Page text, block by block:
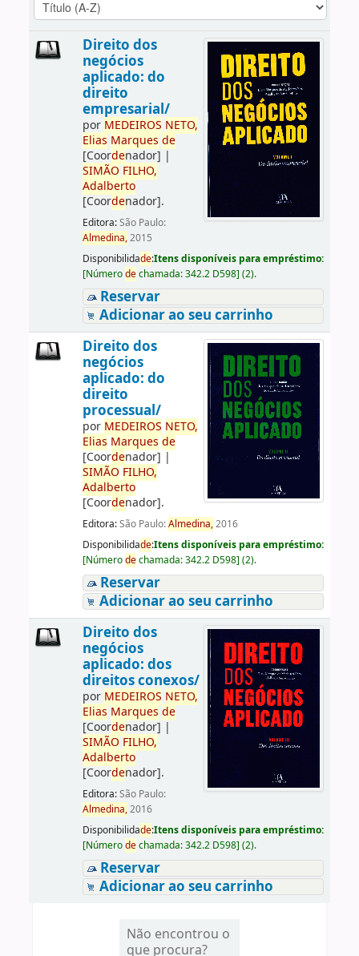
Direito dos
negócios
aplicado: do
direito
empresarial/
por MEDEIROS NETO,
Elias Marques de
[Coordenador] |
SIMÃO FILHO,
Adalberto
[Coordenador].
Editora:São Paulo:
Almedina,2015
Disponibilidade:Itens disponíveis para empréstimo:
[Númerodechamada:342.2 D598] (2).
Reservar
Adicionar ao seu carrinho
Direito dos
negócios
aplicado: do
direito
processual/
por MEDEIROS NETO,
Elias Marques de
[Coordenador] |
SIMÃO FILHO,
Adalberto
[Coordenador].
Editora:São Paulo:Almedina,2016
Disponibilidade:Itens disponíveis para empréstimo:
[Númerodechamada:342.2 D598] (2).
Reservar
Adicionar ao seu carrinho
Direito dos
negócios
aplicado: dos
direitos conexos/
por MEDEIROS NETO,
Elias Marques de
[Coordenador] |
SIMÃO FILHO,
Adalberto
[Coordenador].
Editora:São Paulo:
Almedina,2016
Disponibilidade:Itens disponíveis para empréstimo:
[Númerodechamada:342.2 D598] (2).
Reservar
Adicionar ao seu carrinho
Não encontrou o
que procura?